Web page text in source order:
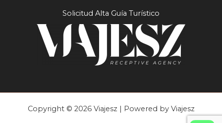
Solicitud Alta Guía Turístico
Copyright © 2026 Viajesz | Powered by Viajesz